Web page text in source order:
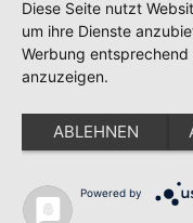
Polska
Português
Nederlands
Svenska
Diese Seite nutzt
um ihre Dienste
Werbung
anzuzeigen.
ABLEHNEN
Powered by